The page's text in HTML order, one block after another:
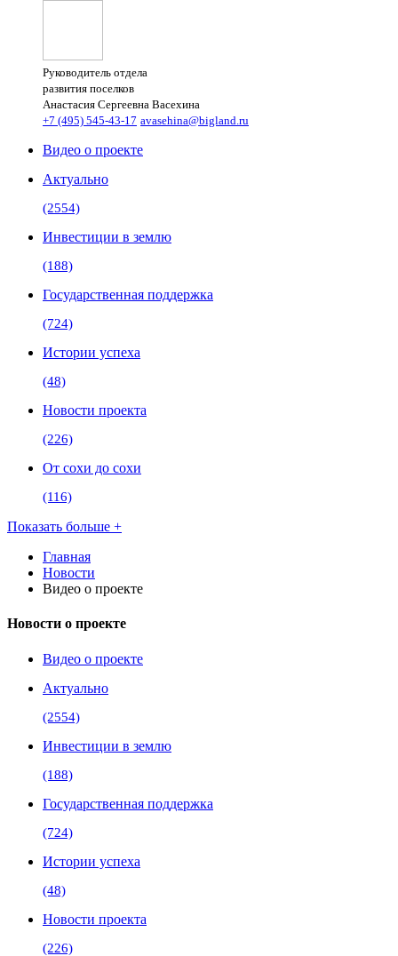
Руководитель отдела
развития поселков
Анастасия Сергеевна Васехина
+7 (495) 545-43-17 avasehina@bigland.ru
Видео о проекте
Актуально
(2554)
Инвестиции в землю
(188)
Государственная поддержка
(724)
Истории успеха
(48)
Новости проекта
(226)
От сохи до сохи
(116)
Показать больше +
Главная
Новости
Видео о проекте
Новости о проекте
Видео о проекте
Актуально
(2554)
Инвестиции в землю
(188)
Государственная поддержка
(724)
Истории успеха
(48)
Новости проекта
(226)